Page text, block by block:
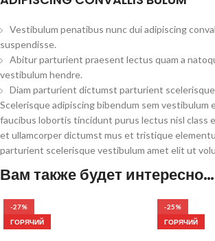
Vestibulum penatibus nunc dui adipiscing
suspendisse.
Abitur parturient praesent lectus quam a
vestibulum hendre.
Diam parturient dictumst parturient
Scelerisque adipiscing bibendum sem vestibulum
faucibus lobortis tincidunt purus lectus nisl class
et ullamcorper dictumst mus et tristique
parturient scelerisque vestibulum amet elit ut
Вам также будет интересно…
-27%
ГОРЯЧИЙ
-25%
ГОРЯЧИЙ